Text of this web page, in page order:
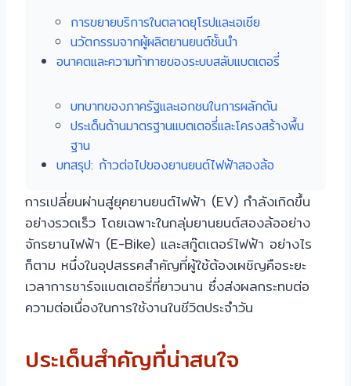
การขยายบริการในตลาดยุโรปและเอเชีย
นวัตกรรมจากผู้ผลิตยานยนต์ชั้นนำ
อนาคตและความท้าทายของระบบสลับแบตเตอรี่
บทบาทของภาครัฐและเอกชนในการผลักดัน
ประเด็นด้านมาตรฐานแบตเตอรี่และโครงสร้างพื้น
ฐาน
บทสรุป: ก้าวต่อไปของยานยนต์ไฟฟ้าสองล้อ
การเปลี่ยนผ่านสู่ยุคยานยนต์ไฟฟ้า (EV) กำลังเกิดขึ้น
อย่างรวดเร็ว โดยเฉพาะในกลุ่มยานยนต์สองล้ออย่าง
จักรยานไฟฟ้า (E-Bike) และสกู๊ตเตอร์ไฟฟ้า อย่างไร
ก็ตาม หนึ่งในอุปสรรคสำคัญที่ผู้ใช้ต้องเผชิญคือระยะ
เวลาการชาร์จแบตเตอรี่ที่ยาวนาน ซึ่งส่งผลกระทบต่อ
ความต่อเนื่องในการใช้งานในชีวิตประจำวัน
ประเด็นสำคัญที่น่าสนใจ